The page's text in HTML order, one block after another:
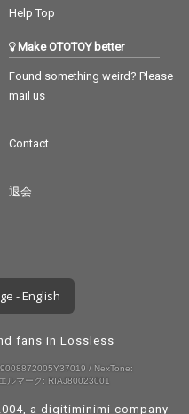
ってリマスターが施さ
Help Top
Make OTOTOY better
Found something weird? Please
mail us
Contact
退会
- English
fans in Lossless
/ NexTone:
ルマーク: RIAJ80023001
a digitiminimi company